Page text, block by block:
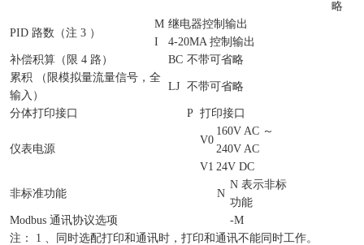
略
PID 路数（注 3 ）
M 继电器控制输出
I
4-20MA 控制输出
补偿积算（限 4 路）
BC 不带可省略
累积 （限模拟量流量信号，全
输入）
LJ 不带可省略
分体打印接口 P 打印接口
仪表电源
V0
160V AC ～
240V AC
V1 24V DC
非标准功能 N
N 表示非标
功能
Modbus 通讯协议选项
-M
注： 1 、同时选配打印和通讯时，打印和通讯不能同时工作。